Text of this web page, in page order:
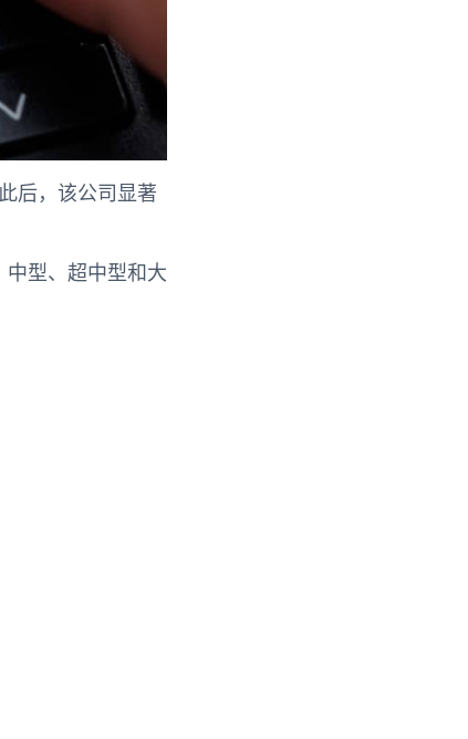
后，该公司显著
型、超中型和大